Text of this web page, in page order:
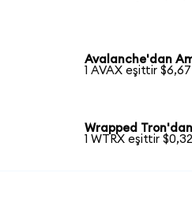
Avalanche'dan
1 AVAX eşittir $6,67
Wrapped
1 WTRX eşittir